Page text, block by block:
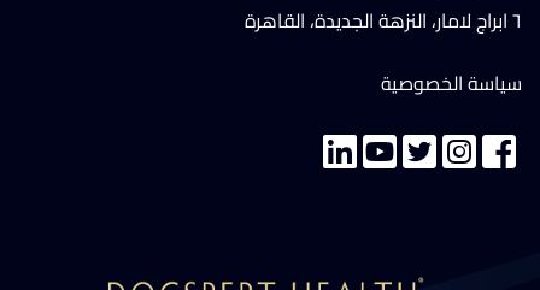
٦ ابراج لامار، النزهة الجديدة، القاهرة
سياسة الخصوصية